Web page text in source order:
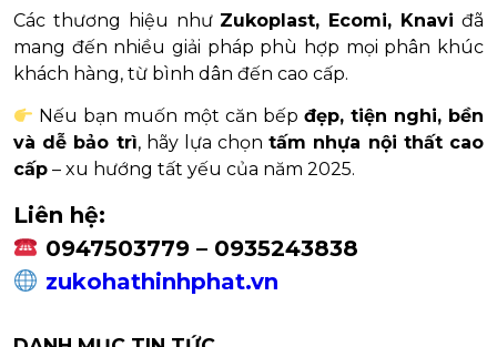
Các thương hiệu như Zukoplast, Ecomi, Knavi đã
mang đến nhiều giải pháp phù hợp mọi phân khúc
khách hàng, từ bình dân đến cao cấp.
Nếu bạn muốn một căn bếpđẹp, tiện nghi, bền
và dễ bảo trì, hãy lựa chọntấm nhựa nội thất cao
cấp – xu hướng tất yếu của năm 2025.
Liên hệ:
0947503779 – 0935243838
zukohathinhphat.vn